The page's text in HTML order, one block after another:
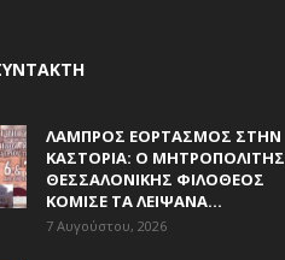
ΛΑΜΠΡΌΣ ΕΟΡΤΑΣΜΌΣ ΣΤΗΝ
ΚΑΣΤΟΡΙΆ: Ο ΜΗΤΡΟΠΟΛΊΤΗΣ
ΘΕΣΣΑΛΟΝΊΚΗΣ ΦΙΛΌΘΕΟΣ
ΚΌΜΙΣΕ ΤΑ ΛΕΊΨΑΝΑ...
7 Αυγούστου, 2026